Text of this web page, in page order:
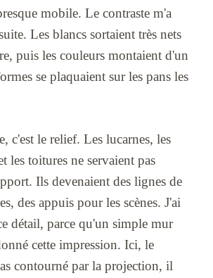
mobile. Le contraste m'a
Les blancs sortaient très nets
puis les couleurs montaient d'un
se plaquaient sur les pans les
c'est le relief. Les lucarnes, les
les toitures ne servaient pas
Ils devenaient des lignes de
des appuis pour les scènes. J'ai
détail, parce qu'un simple mur
cette impression. Ici, le
contourné par la projection, il